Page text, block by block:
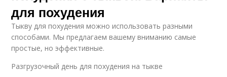
для похудения
Тыкву для похудения можно использовать разными
способами. Мы предлагаем вашему вниманию самые
простые, но эффективные.
Разгрузочный день для похудения на тыкве